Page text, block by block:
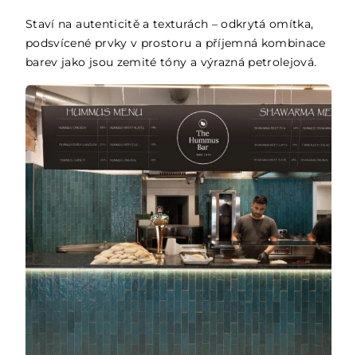
Staví na autenticitě a texturách – odkrytá omítka,
podsvícené prvky v prostoru a příjemná kombinace
barev jako jsou zemité tóny a výrazná petrolejová.